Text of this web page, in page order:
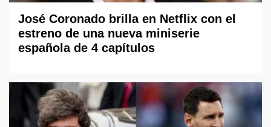
José Coronado brilla en Netflix con el
estreno de una nueva miniserie
española de 4 capítulos